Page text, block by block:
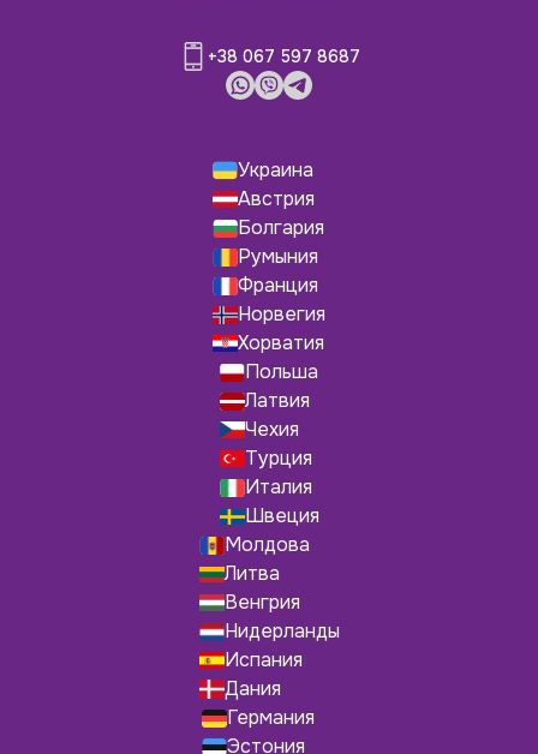
+38 067 597 8687
Украина
Австрия
Болгария
Румыния
Франция
Норвегия
Хорватия
Польша
Латвия
Чехия
Турция
Италия
Швеция
Молдова
Литва
Венгрия
Нидерланды
Испания
Дания
Германия
Эстония